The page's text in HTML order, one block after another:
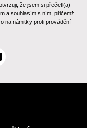
že jsem si přečetl(a)
a souhlasím s ním, přičemž
na námitky proti provádění